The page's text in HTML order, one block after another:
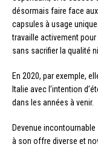
désormais faire face
capsules à usage
travaille activement
sans sacrifier la qualité
En 2020, par exemple,
Italie avec l’intention
dans les années à venir.
Devenue
à son offre diverse et